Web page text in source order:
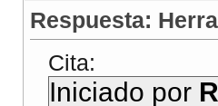
Respuesta:
Cita:
Iniciado por